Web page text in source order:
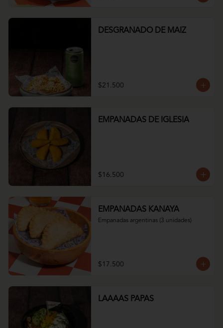
DESGRANADO DE MAIZ
$21.500
EMPANADAS DE IGLESIA
$16.500
EMPANADAS KANAYA
Empanadas argentinas (3 unidades)
$17.500
LAAAAS PAPAS